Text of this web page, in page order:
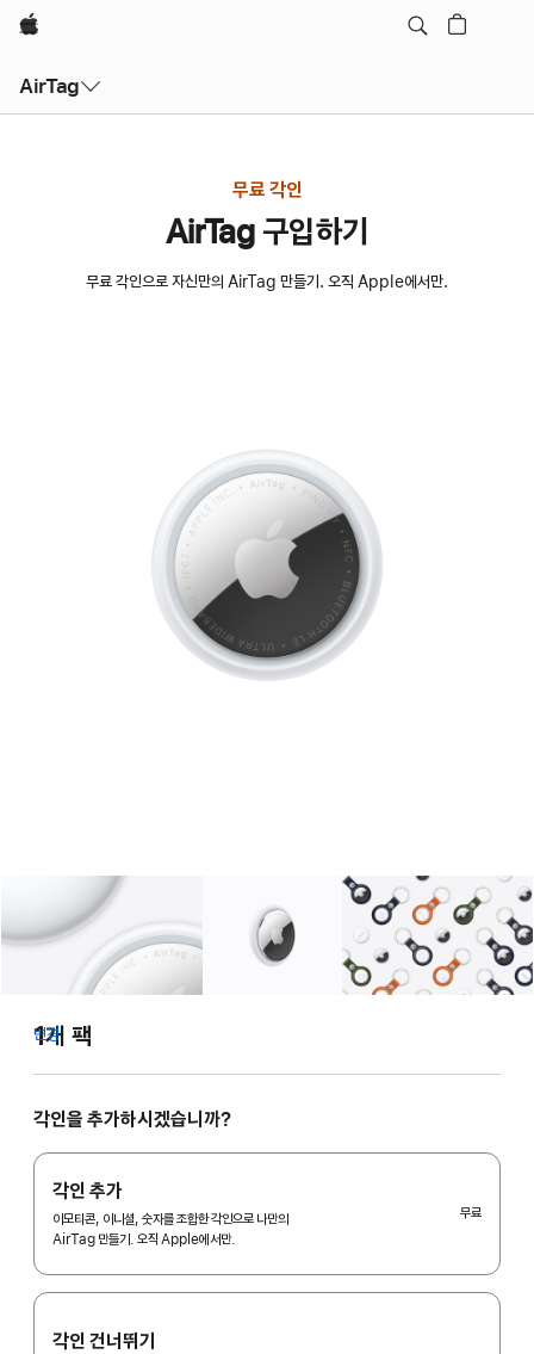
Apple
AirTag
무료 각인
AirTag 구입하기
무료 각인으로 자신만의 AirTag 만들기. 오직 Apple에서만.
갤러리이미지1 갤러리 이미지 2 갤러리이미
1개 팩
변경(몇
1개
각인을 추가하시겠습니까?
각인 추가
이모티콘, 이니셜, 숫자를 조합한 각인으로 나만의
AirTag 만들기. 오직 Apple에서만.
무료
각인 건너뛰기